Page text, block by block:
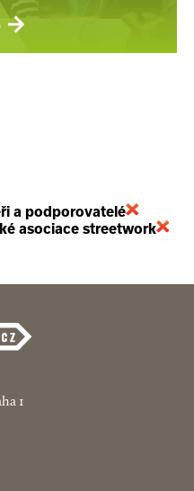
a podporovatelé
asociace streetwork
1